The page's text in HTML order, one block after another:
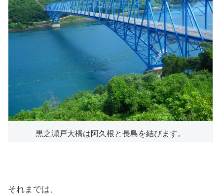
黒之瀬戸大橋は阿久根と長島を結びます。
それまでは、